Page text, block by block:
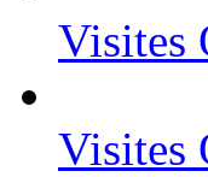
Visites
Visites